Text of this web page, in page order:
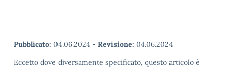
Pubblicato: 04.06.2024 - Revisione: 04.06.2024
Eccetto dove diversamente specificato, questo articolo è